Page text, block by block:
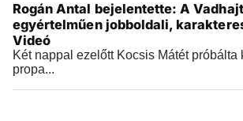
Rogán Antal bejelentette: A
egyértelműen jobboldali,
Videó
Két nappal ezelőtt Kocsis Mátét próbálta
propa...